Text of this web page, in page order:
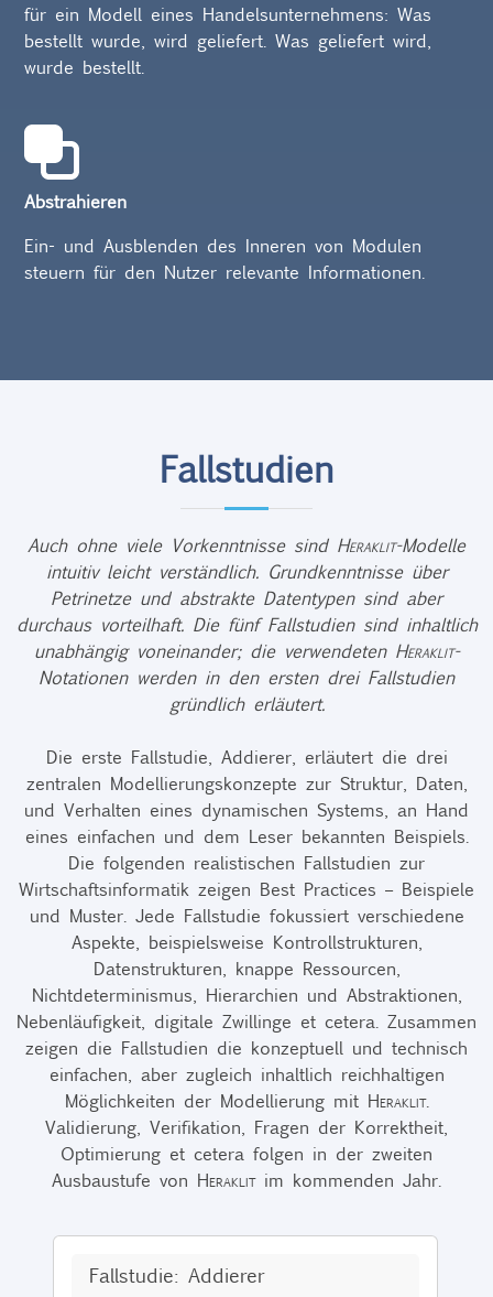
für ein Modell eines Handelsunternehmens: Was
bestellt wurde, wird geliefert. Was geliefert wird,
wurde bestellt.
Abstrahieren
Ein- und Ausblenden des Inneren von Modulen
steuern für den Nutzer relevante Informationen.
Fallstudien
Auch ohne viele Vorkenntnisse sind Heraklit-Modelle
intuitiv leicht verständlich. Grundkenntnisse über
Petrinetze und abstrakte Datentypen sind aber
durchaus vorteilhaft. Die fünf Fallstudien sind inhaltlich
unabhängig voneinander; die verwendeten Heraklit-
Notationen werden in den ersten drei Fallstudien
gründlich erläutert.
Die erste Fallstudie, Addierer, erläutert die drei
zentralen Modellierungskonzepte zur Struktur, Daten,
und Verhalten eines dynamischen Systems, an Hand
eines einfachen und dem Leser bekannten Beispiels.
Die folgenden realistischen Fallstudien zur
Wirtschaftsinformatik zeigen Best Practices – Beispiele
und Muster. Jede Fallstudie fokussiert verschiedene
Aspekte, beispielsweise Kontrollstrukturen,
Datenstrukturen, knappe Ressourcen,
Nichtdeterminismus, Hierarchien und Abstraktionen,
Nebenläufigkeit, digitale Zwillinge et cetera. Zusammen
zeigen die Fallstudien die konzeptuell und technisch
einfachen, aber zugleich inhaltlich reichhaltigen
Möglichkeiten der Modellierung mit Heraklit.
Validierung, Verifikation, Fragen der Korrektheit,
Optimierung et cetera folgen in der zweiten
Ausbaustufe von Heraklitim kommenden Jahr.
Fallstudie: Addierer